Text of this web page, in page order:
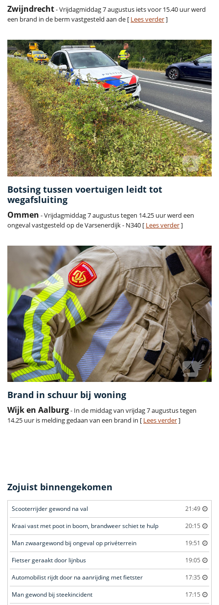
Zwijndrecht- Vrijdagmiddag 7 augustus iets voor 15.40 uur werd
een brand in de berm vastgesteld aan de [ Lees verder]
Botsing tussen voertuigen leidt tot
wegafsluiting
Ommen - Vrijdagmiddag 7 augustus tegen 14.25 uur werd een
ongeval vastgesteld op de Varsenerdijk - N340 [ Lees verder]
Brand in schuur bij woning
Wijk en Aalburg- In de middag van vrijdag 7 augustus tegen
14.25 uur is melding gedaan van een brand in [ Lees verder]
Zojuist binnengekomen
Scooterrijder gewond na val 21:49
Kraai vast met poot in boom, brandweer schiet te hulp 20:15
Man zwaargewond bij ongeval op privéterrein 19:51
Fietser geraakt door lijnbus 19:05
Automobilist rijdt door na aanrijding met fietster 17:35
Man gewond bij steekincident 17:15